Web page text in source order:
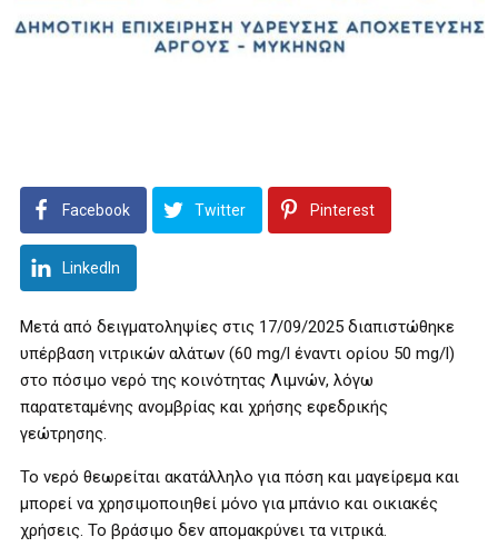
Facebook Twitter Pinterest
LinkedIn
Μετά από δειγματοληψίες στις 17/09/2025 διαπιστώθηκε
υπέρβαση νιτρικών αλάτων (60 mg/l έναντι ορίου 50 mg/l)
στο πόσιμο νερό της κοινότητας Λιμνών, λόγω
παρατεταμένης ανομβρίας και χρήσης εφεδρικής
γεώτρησης.
Το νερό θεωρείται ακατάλληλο για πόση και μαγείρεμα και
μπορεί να χρησιμοποιηθεί μόνο για μπάνιο και οικιακές
χρήσεις. Το βράσιμο δεν απομακρύνει τα νιτρικά.